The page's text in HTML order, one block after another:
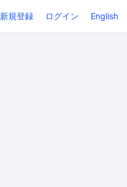
新規登録 ログイン English